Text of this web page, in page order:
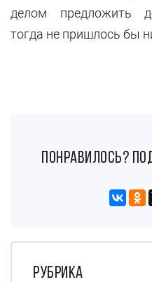
делом предложить
тогда не пришлось бы
понравилось?
Рубрика